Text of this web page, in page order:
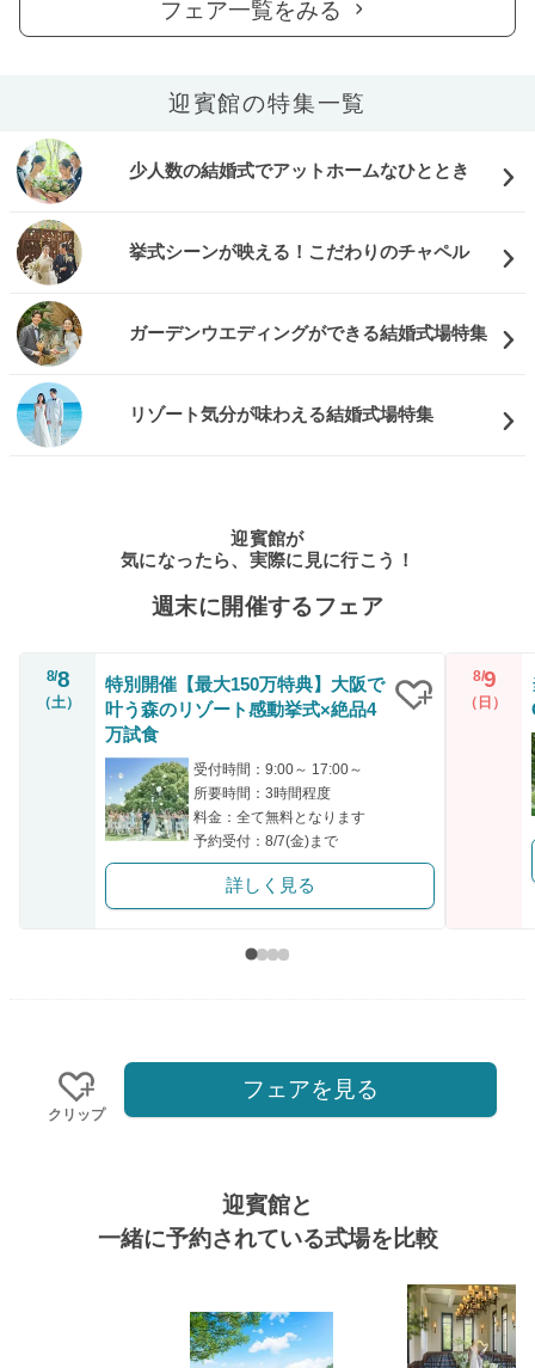
フェア一覧をみる
迎賓館の特集一覧
少人数の結婚式でアットホームなひととき
挙式シーンが映える！こだわりのチャペル
ガーデンウエディングができる結婚式場特集
リゾート気分が味わえる結婚式場特集
迎賓館が
気になったら、実際に見に行こう！
週末に開催するフェア
8/8
（土）
特別開催【最大150万特典】大阪で
叶う森のリゾート感動挙式×絶品4
万試食
受付時間：9:00～ 17:00～
所要時間：3時間程度
料金：全て無料となります
予約受付：8/7(金)まで
詳しく見る
8/9
（日）
クリップ
フェアを見る
迎賓館と
一緒に予約されている式場を比較